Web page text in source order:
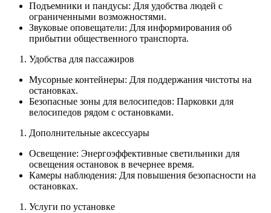
Подъемники и пандусы: Для удобства людей с
ограниченными возможностями.
Звуковые оповещатели: Для информирования об
прибытии общественного транспорта.
Удобства для пассажиров
Мусорные контейнеры: Для поддержания чистоты на
остановках.
Безопасные зоны для велосипедов: Парковки для
велосипедов рядом с остановками.
Дополнительные аксессуары
Освещение: Энергоэффективные светильники для
освещения остановок в вечернее время.
Камеры наблюдения: Для повышения безопасности на
остановках.
Услуги по установке